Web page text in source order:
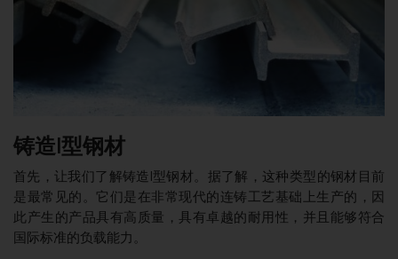
铸造I型钢材
首先，让我们了解铸造I型钢材。据了解，这种类型的钢材目前
是最常见的。它们是在非常现代的连铸工艺基础上生产的，因
此产生的产品具有高质量，具有卓越的耐用性，并且能够符合
国际标准的负载能力。